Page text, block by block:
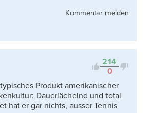
Kommentar melden
214
0
Produkt amerikanischer
Dauerlächelnd und total
hat er gar nichts, ausser Tennis